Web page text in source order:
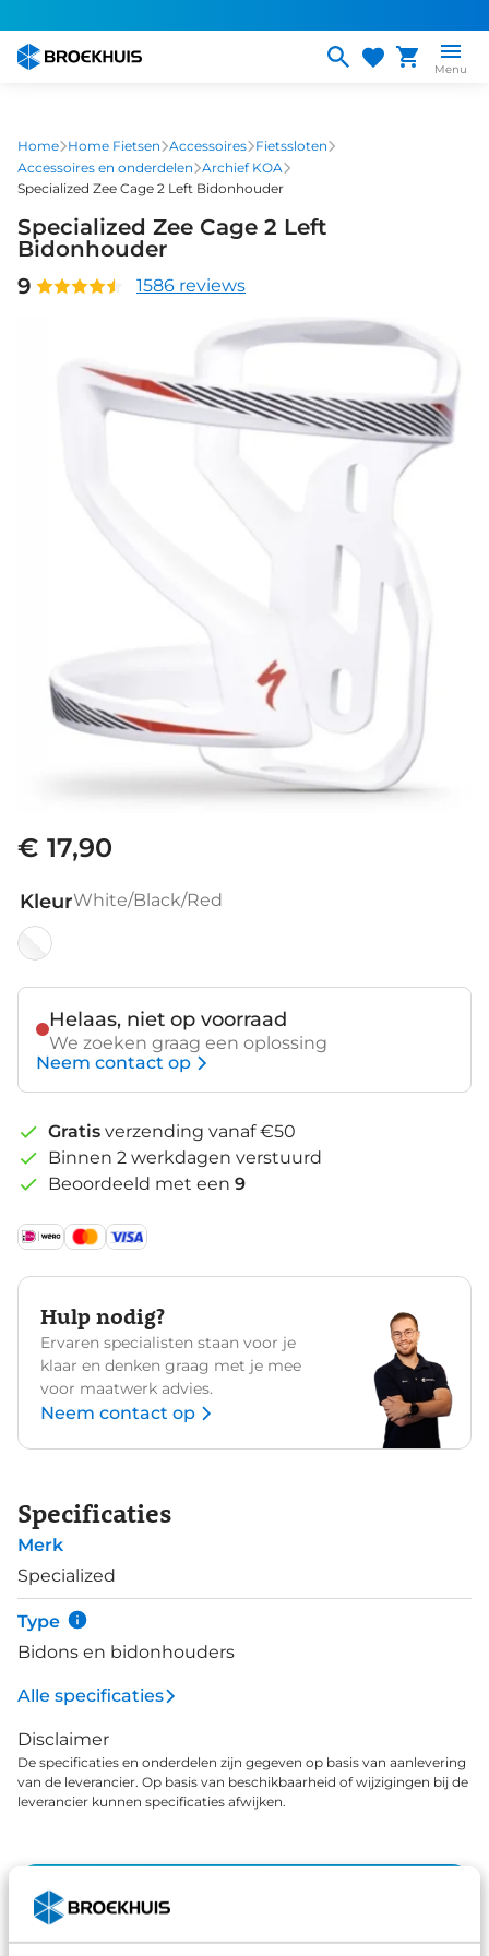
naar
gaan
Menu
Home Home Fietsen Accessoires Fietssloten
Accessoires en onderdelen Archief KOA
Specialized Zee Cage 2 Left Bidonhouder
Specialized Zee Cage 2 Left
Bidonhouder
9
1586 reviews
€ 17,90
KleurWhite/Black/Red
Helaas, niet op voorraad
We zoeken graag een oplossing
Neem contact op
Gratis verzending vanaf €50
Binnen 2 werkdagen verstuurd
Beoordeeld met een 9
Hulp nodig?
Ervaren specialisten staan voor je
klaar en denken graag met je mee
voor maatwerk advies.
Neem contact op
Specificaties
Merk
Specialized
Type
Bidons en bidonhouders
Alle specificaties
Disclaimer
De specificaties en onderdelen zijn gegeven op basis van aanlevering
van de leverancier. Op basis van beschikbaarheid of wijzigingen bij de
leverancier kunnen specificaties afwijken.
Wat klanten over ons zeggen